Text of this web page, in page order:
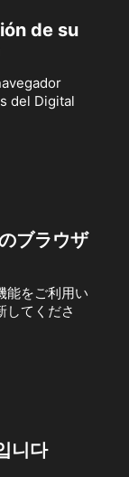
de su
del Digital
ブラウザ
能をご利用い
してくださ
니다